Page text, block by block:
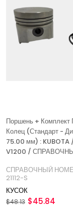
Поршень + Комплект
Колец (Стандарт -
75.00 мм) :
V1200 / СПРАВОЧНЫЙ
СПРАВОЧНЫЙ
21112-S
КУСОК
$45.84
$48.13